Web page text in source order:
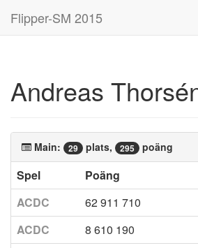
Flipper-SM 2015
Andreas
Main: 29 plats, 295 poäng
Spel Poäng
ACDC
62 911 710
ACDC 8 610 190